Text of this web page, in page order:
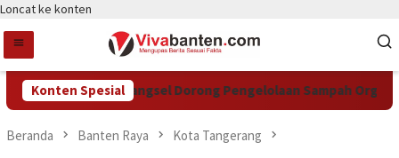
Loncat ke konten
Konten Spesial
DCKTR Tangsel Dorong Pengelolaan Sampah Organik
Beranda Banten Raya Kota Tangerang